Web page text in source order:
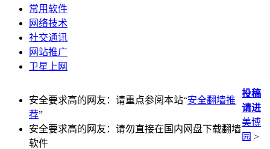
常用软件
网络技术
社交通讯
网站推广
卫星上网
安全要求高的网友：请重点参阅本站“安全翻墙推
荐”
安全要求高的网友：请勿直接在国内网盘下载翻墙
软件
投稿
请进
美博
园 >